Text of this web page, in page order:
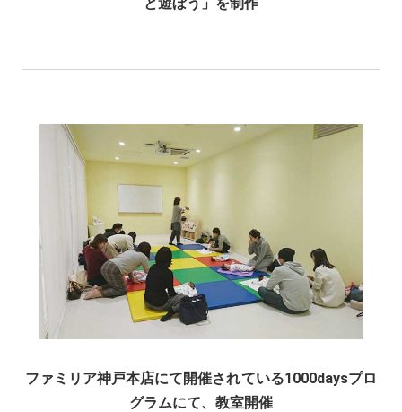
ファミリア神戸本店にて開催されている1000daysプロ
グラムにて、教室開催